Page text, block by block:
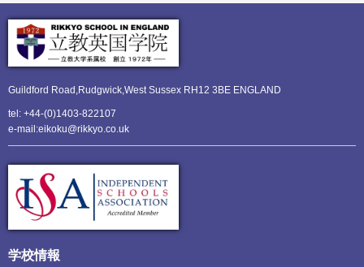
Guildford Road,Rudgwick,West Sussex RH12 3BE ENGLAND
tel: +44-(0)1403-822107
e-mail:eikoku@rikkyo.co.uk
学校情報